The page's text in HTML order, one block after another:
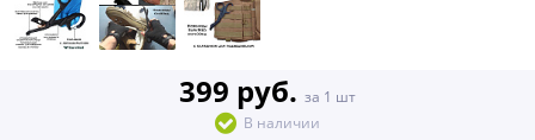
399 руб. за 1 шт
В наличии